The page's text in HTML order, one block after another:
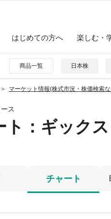
はじめての方へ 楽しむ・
商品一覧 日本株
マーケット情報(株式市況・株価検索
ス
： ギックス
チャート